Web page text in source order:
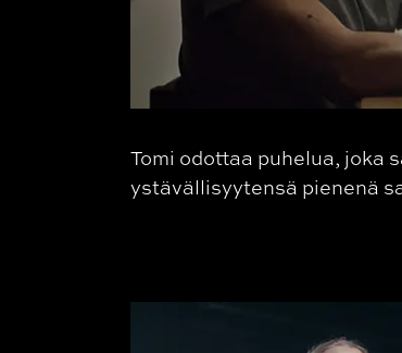
Tomi odottaa puhelua, joka
ystävällisyytensä pienenä